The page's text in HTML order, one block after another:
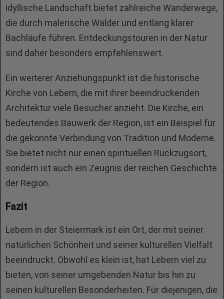
idyllische Landschaft bietet zahlreiche Wanderwege,
die durch malerische Wälder und entlang klarer
Bachläufe führen. Entdeckungstouren in der Natur
sind daher besonders empfehlenswert.
Ein weiterer Anziehungspunkt ist die historische
Kirche von Lebern, die mit ihrer beeindruckenden
Architektur viele Besucher anzieht. Die Kirche, ein
bedeutendes Bauwerk der Region, ist ein Beispiel für
die gekonnte Verbindung von Tradition und Moderne.
Sie bietet nicht nur einen spirituellen Rückzugsort,
sondern ist auch ein Zeugnis der reichen Geschichte
der Region.
Fazit
Lebern in der Steiermark ist ein Ort, der mit seiner
natürlichen Schönheit und seiner kulturellen Vielfalt
beeindruckt. Obwohl es klein ist, hat Lebern viel zu
bieten, von seiner umgebenden Natur bis hin zu
seinen kulturellen Besonderheiten. Für diejenigen, die